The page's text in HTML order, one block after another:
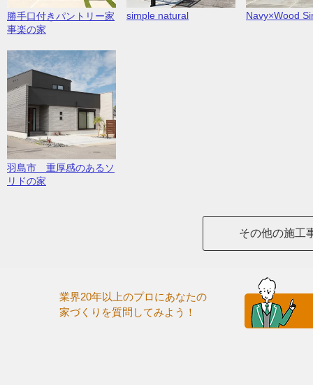
勝手口付きパントリー家
事楽の家
simple natural Navy×Wood
羽島市 重厚感のあるソ
リドの家
その他の施工
業界20年以上のプロにあなたの
家づくりを質問してみよう！